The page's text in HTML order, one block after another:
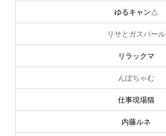
ゆるキャン△
リサとガスパール
リラックマ
んぽちゃむ
仕事現場猫
内藤ルネ